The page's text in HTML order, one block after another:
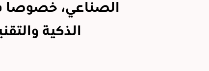
الصناعي، خصوصا
الذكية